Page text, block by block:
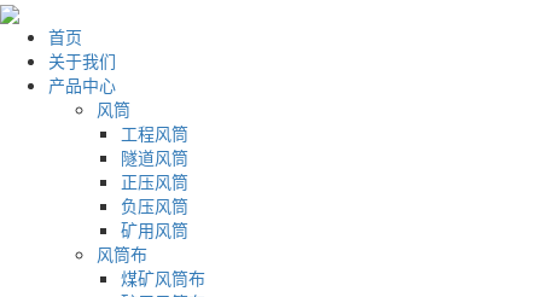
首页
关于我们
产品中心
风筒
工程风筒
隧道风筒
正压风筒
负压风筒
矿用风筒
风筒布
煤矿风筒布